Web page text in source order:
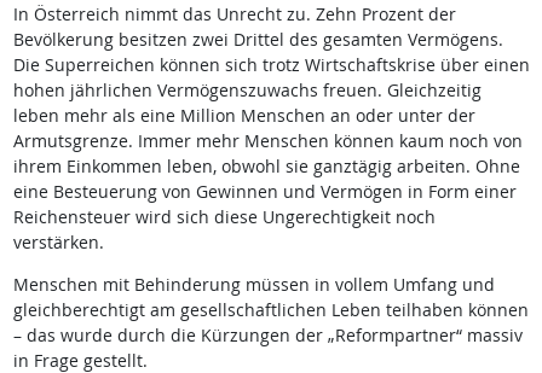
In Österreich nimmt das Unrecht zu. Zehn Prozent der
Bevölkerung besitzen zwei Drittel des gesamten Vermögens.
Die Superreichen können sich trotz Wirtschaftskrise über einen
hohen jährlichen Vermögenszuwachs freuen. Gleichzeitig
leben mehr als eine Million Menschen an oder unter der
Armutsgrenze. Immer mehr Menschen können kaum noch von
ihrem Einkommen leben, obwohl sie ganztägig arbeiten. Ohne
eine Besteuerung von Gewinnen und Vermögen in Form einer
Reichensteuer wird sich diese Ungerechtigkeit noch
verstärken.
Menschen mit Behinderung müssen in vollem Umfang und
gleichberechtigt am gesellschaftlichen Leben teilhaben können
– das wurde durch die Kürzungen der „Reformpartner“ massiv
in Frage gestellt.